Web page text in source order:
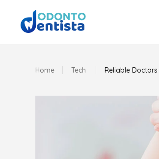
Home Tech Reliable Doctors